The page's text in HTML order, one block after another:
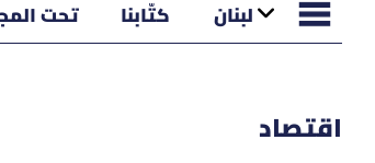
لبنان كتّابنا تحت
اقتصاد